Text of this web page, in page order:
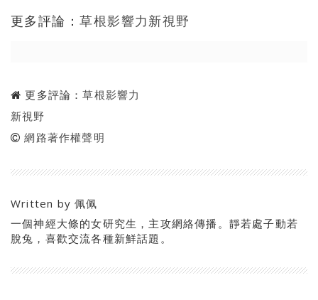
更多評論：草根影響力新視野
更多評論：草根影響力
新視野
網路著作權聲明
Written by佩佩
一個神經大條的女研究生，主攻網絡傳播。靜若處子動若
脫兔，喜歡交流各種新鮮話題。